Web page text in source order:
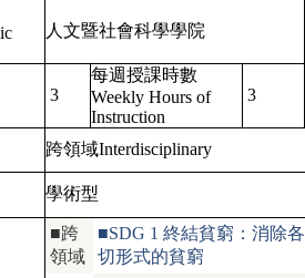
人文暨社會科學學院
3
每週授課時數
Weekly Hours of
Instruction
3
跨領域Interdisciplinary
學術型
■跨
領域
■SDG 1 終結貧窮：消除
切形式的貧窮